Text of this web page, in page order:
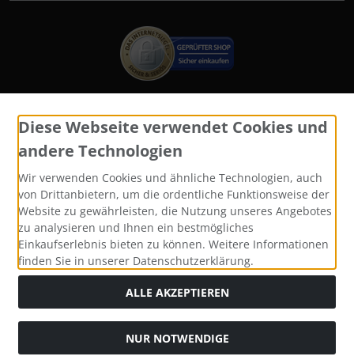
Widerrufsformular
Alle Preise inkl. gesetzl. MwSt. zzgl.Versandkosten
bei Katzen und Hundefutter, Yomis Onlineshop.
Katzen und Hundefutter, Yomis Onlineshop © 2026 |
Diese Webseite verwendet Cookies und
andere Technologien
Wir verwenden Cookies und ähnliche Technologien, auch
von Drittanbietern, um die ordentliche Funktionsweise der
Website zu gewährleisten, die Nutzung unseres Angebotes
zu analysieren und Ihnen ein bestmögliches
Einkaufserlebnis bieten zu können. Weitere Informationen
finden Sie in unserer Datenschutzerklärung.
ALLE AKZEPTIEREN
NUR NOTWENDIGE